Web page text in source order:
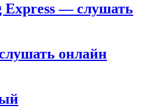
Express — слушать
онлайн